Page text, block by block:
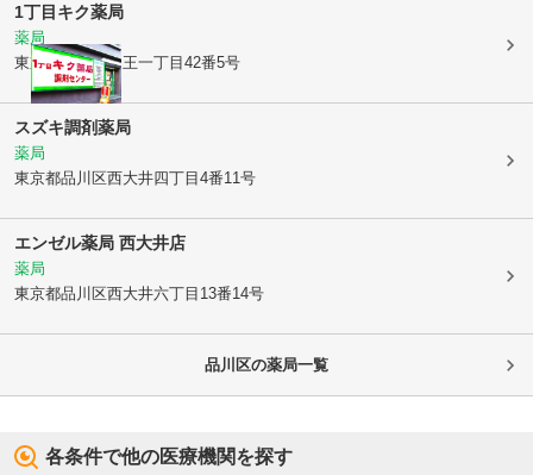
1丁目キク薬局
薬局
東京都大田区山王一丁目42番5号
スズキ調剤薬局
薬局
東京都品川区西大井四丁目4番11号
エンゼル薬局 西大井店
薬局
東京都品川区西大井六丁目13番14号
品川区の薬局一覧
各条件で他の医療機関を探す